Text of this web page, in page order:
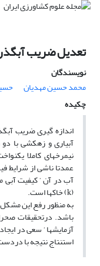
تعدیل ضریب
نویسندگان
محمد حسین مهدیان
چکیده
اندازه گیری ضریب
آبیاری و زهکشی با
نیمرخهای کاملا
عمدتا ناشی از شرایط
آب در آن ‘ کیفیت آبی
(k) خاکها است.
به منظور رفع این
باشد. درتحقیقات
آزمایشها ‘ سعی در
استنتاج نتیجه با